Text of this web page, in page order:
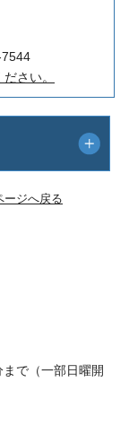
さい。
ージへ戻る
で（一部日曜開